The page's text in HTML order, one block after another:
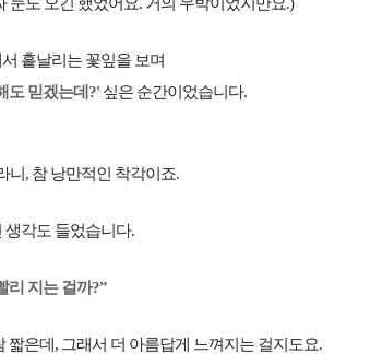
흩날리는 꽃잎을 보며
도 믿겠는데?' 싶은 순간이었습니다.
니, 참 낭만적인 착각이죠.
생각도 들었습니다.
리 지는 걸까?”
짧은데, 그래서 더 아름답게 느껴지는 걸지도요.